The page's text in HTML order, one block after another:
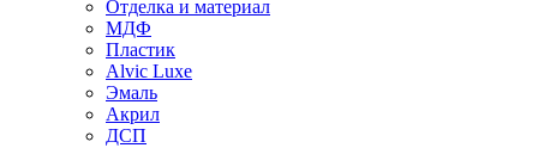
Отделка и материал
МДФ
Пластик
Alvic Luxe
Эмаль
Акрил
ДСП